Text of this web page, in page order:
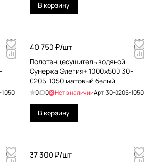
В корзину
40 750 ₽/шт
Полотенцесушитель водяной
Сунержа Элегия+ 1000х500 30-
0205-1050 матовый белый
0 0 Нет в наличииАрт.30-0205-1050
В корзину
37 300 ₽/шт